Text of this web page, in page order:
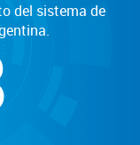
del sistema de